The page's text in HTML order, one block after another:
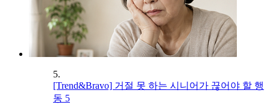
5.
[Trend&Bravo] 거절 못 하는 시니어가 끊어야 할 행
동 5